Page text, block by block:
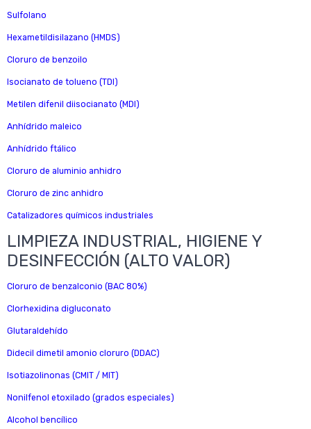
Sulfolano
Hexametildisilazano (HMDS)
Cloruro de benzoilo
Isocianato de tolueno (TDI)
Metilen difenil diisocianato (MDI)
Anhídrido maleico
Anhídrido ftálico
Cloruro de aluminio anhidro
Cloruro de zinc anhidro
Catalizadores químicos industriales
LIMPIEZA INDUSTRIAL, HIGIENE Y
DESINFECCIÓN (ALTO VALOR)
Cloruro de benzalconio (BAC 80%)
Clorhexidina digluconato
Glutaraldehído
Didecil dimetil amonio cloruro (DDAC)
Isotiazolinonas (CMIT / MIT)
Nonilfenol etoxilado (grados especiales)
Alcohol bencílico